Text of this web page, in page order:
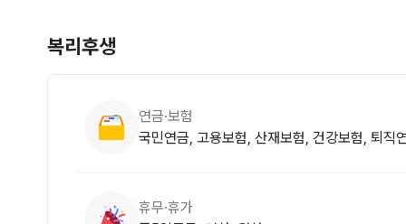
복리후생
연금·보험
국민연금, 고용보험, 산재보험, 건강보험, 퇴직
휴무·휴가